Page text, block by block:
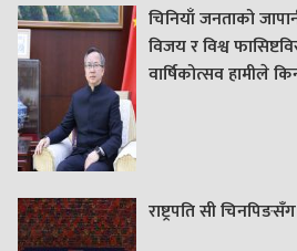
चिनियाँ जनताको
विजय र विश्व
वार्षिकोत्सव हामीले
राष्ट्रपति सी